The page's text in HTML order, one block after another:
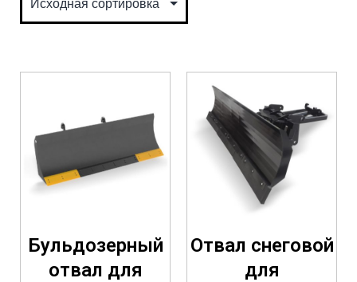
Бульдозерный
отвал для
Отвал снеговой
для